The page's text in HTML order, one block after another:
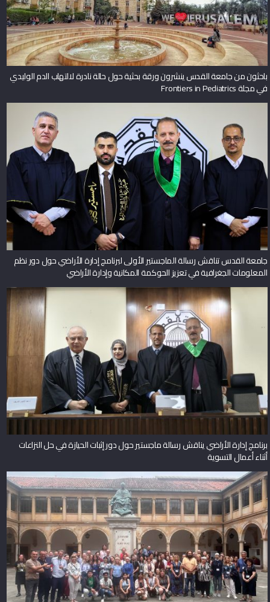
باحثون من جامعة القدس ينشرون ورقة بحثية حول حالة نادرة لالتهاب الدم الوليدي
في مجلة Frontiers in Pediatrics
جامعة القدس تناقش رسالة الماجستير الأولى لبرنامج إدارة الأراضي حول دور نظم
المعلومات الجغرافية في تعزيز الحوكمة المكانية وإدارة الأراضي
برنامج إدارة الأراضي يناقش رسالة ماجستير حول دور إثبات الحيازة في حل النزاعات
أثناء أعمال التسوية